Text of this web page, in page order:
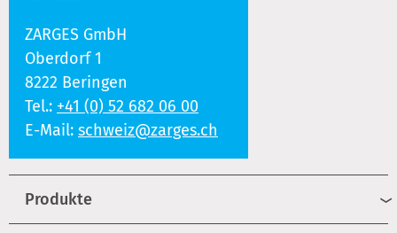
ZARGES GmbH
Oberdorf 1
8222 Beringen
Tel.: +41 (0) 52 682 06 00
E-Mail: schweiz@zarges.ch
Produkte